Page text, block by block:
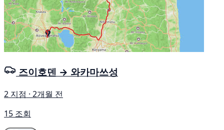
즈이호덴 → 와카마쓰성
2 지점 · 2개월 전
15 조회